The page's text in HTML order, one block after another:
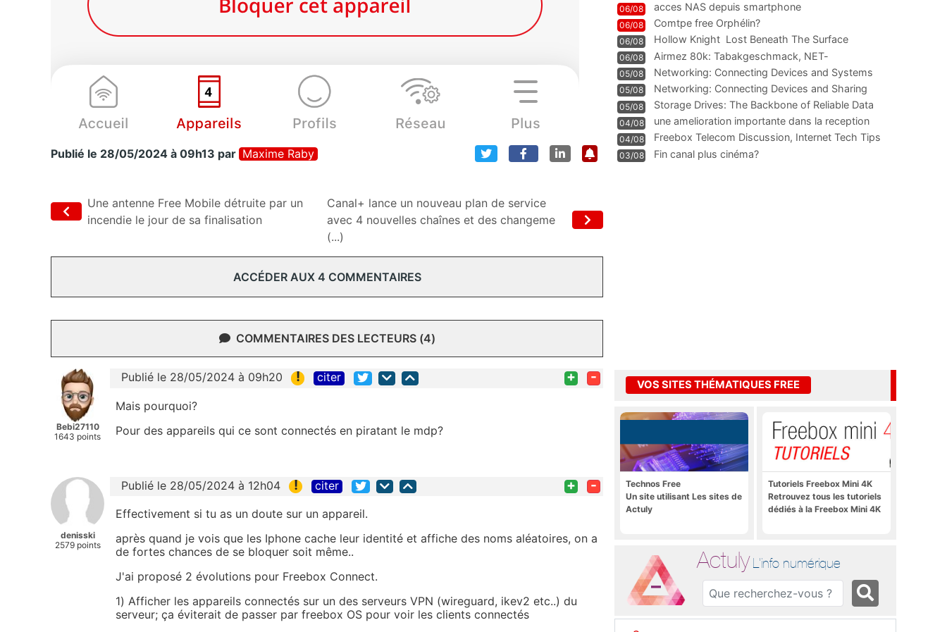
Publié le 28/05/2024 à 09h13 par Maxime Raby
Une antenne Free Mobile détruite par un
incendie le jour de sa finalisation
Canal+ lance un nouveau plan de service
avec 4 nouvelles chaînes et des changeme
(...)
ACCÉDER AUX 4 COMMENTAIRES
COMMENTAIRES DES LECTEURS (4)
Bebi27110
1643 points
Publié le 28/05/2024 à 09h20 ! citer + -
Mais pourquoi?
Pour des appareils qui ce sont connectés en piratant le mdp?
denisski
2579 points
Publié le 28/05/2024 à 12h04 ! citer + -
Effectivement si tu as un doute sur un appareil.
après quand je vois que les Iphone cache leur identité et affiche des noms aléatoires, on a
de fortes chances de se bloquer soit même..
J'ai proposé 2 évolutions pour Freebox Connect.
1) Afficher les appareils connectés sur un des serveurs VPN (wireguard, ikev2 etc..) du
serveur; ça éviterait de passer par freebox OS pour voir les clients connectés
06/08 acces NAS depuis smartphone
06/08 Comtpe free Orphélin?
06/08 Hollow Knight  Lost Beneath The Surface
06/08
Airmez 80k: Tabakgeschmack, NET-
Technologie und Leistung im
05/08 Networking: Connecting Devices and Systems
05/08
Networking: Connecting Devices and Sharing
Information
05/08
Storage Drives: The Backbone of Reliable Data
Management
04/08
une amelioration importante dans la reception
WIFI
04/08
Freebox Telecom Discussion, Internet Tech Tips
Communi
03/08 Fin canal plus cinéma?
VOS SITES THÉMATIQUES FREE
Technos Free
Un site utilisant Les sites de
Actuly
Tutoriels Freebox Mini 4K
Retrouvez tous les tutoriels
dédiés à la Freebox Mini 4K
Actuly L'info numérique